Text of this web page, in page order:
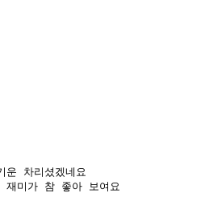
차리셨겠네요
재미가 참 좋아 보여요